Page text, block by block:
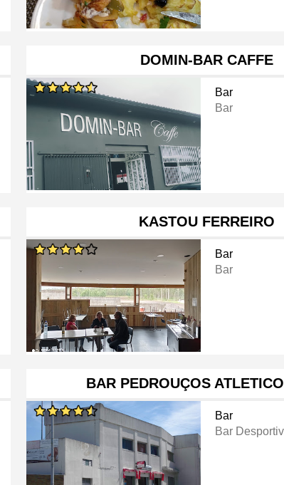
DOMIN-BAR CAFFE
Bar
Bar
KASTOU FERREIRO
Bar
Bar
BAR PEDROUÇOS
Bar
Bar